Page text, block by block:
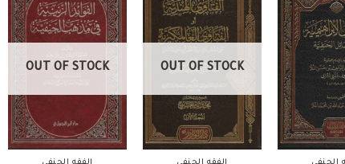
OUT OF STOCK OUT OF STOCK